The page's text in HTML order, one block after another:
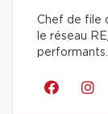
Chef de file
le réseau
performants.